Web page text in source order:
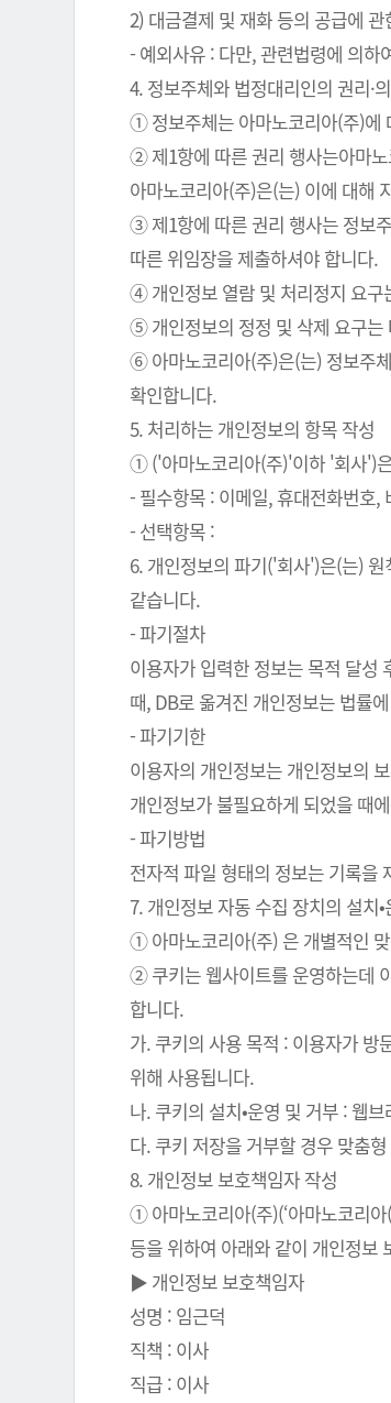
2) 대금결제 및 재화 등의 공급에 관
- 예외사유 : 다만, 관련법령에 의
4. 정보주체와 법정대리인의 권리·
① 정보주체는 아마노코리아(주)에
② 제1항에 따른 권리 행사는아마노
아마노코리아(주)은(는) 이에 대해
③ 제1항에 따른 권리 행사는 정보
따른 위임장을 제출하셔야 합니다.
④ 개인정보 열람 및 처리정지 요구
⑤ 개인정보의 정정 및 삭제 요구는
⑥ 아마노코리아(주)은(는) 정보주
확인합니다.
5. 처리하는 개인정보의 항목 작성
① ('아마노코리아(주)'이하 '회사')
- 필수항목 : 이메일, 휴대전화번호,
- 선택항목 :
6. 개인정보의 파기('회사')은(는)
같습니다.
- 파기절차
이용자가 입력한 정보는 목적 달성
때, DB로 옮겨진 개인정보는 법률
- 파기기한
이용자의 개인정보는 개인정보의
개인정보가 불필요하게 되었을 때
- 파기방법
전자적 파일 형태의 정보는 기록을
7. 개인정보 자동 수집 장치의 설치
① 아마노코리아(주) 은 개별적인
② 쿠키는 웹사이트를 운영하는데
합니다.
가. 쿠키의 사용 목적 : 이용자가 방
위해 사용됩니다.
나. 쿠키의 설치•운영 및 거부 : 웹
다. 쿠키 저장을 거부할 경우 맞춤
8. 개인정보 보호책임자 작성
① 아마노코리아(주)(‘아마노코리
등을 위하여 아래와 같이 개인정보
▶ 개인정보 보호책임자
성명 : 임근덕
직책 : 이사
직급 : 이사